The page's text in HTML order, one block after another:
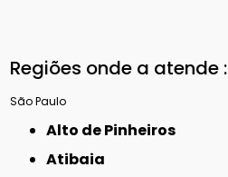
Regiões onde a atende :
São Paulo
Alto de Pinheiros
Atibaia